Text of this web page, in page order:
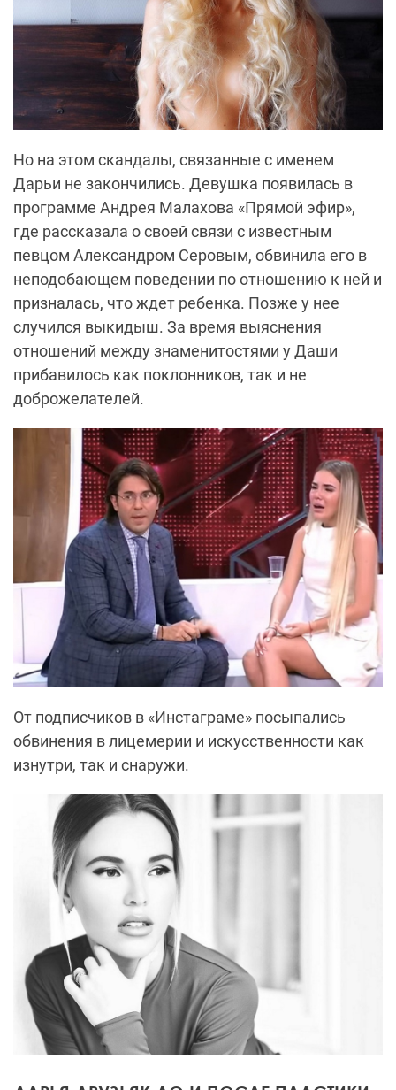
Но на этом скандалы, связанные с именем
Дарьи не закончились. Девушка появилась в
программе Андрея Малахова «Прямой эфир»,
где рассказала о своей связи с известным
певцом Александром Серовым, обвинила его в
неподобающем поведении по отношению к ней и
призналась, что ждет ребенка. Позже у нее
случился выкидыш. За время выяснения
отношений между знаменитостями у Даши
прибавилось как поклонников, так и не
доброжелателей.
От подписчиков в «Инстаграме» посыпались
обвинения в лицемерии и искусственности как
изнутри, так и снаружи.